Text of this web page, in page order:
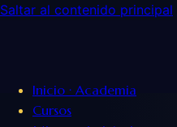
Saltar al contenido principal
Inicio · Academia
Cursos